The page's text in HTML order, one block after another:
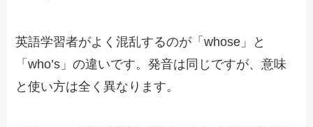
英語学習者がよく混乱するのが「whose」と
「who’s」の違いです。発音は同じですが、意味
と使い方は全く異なります。